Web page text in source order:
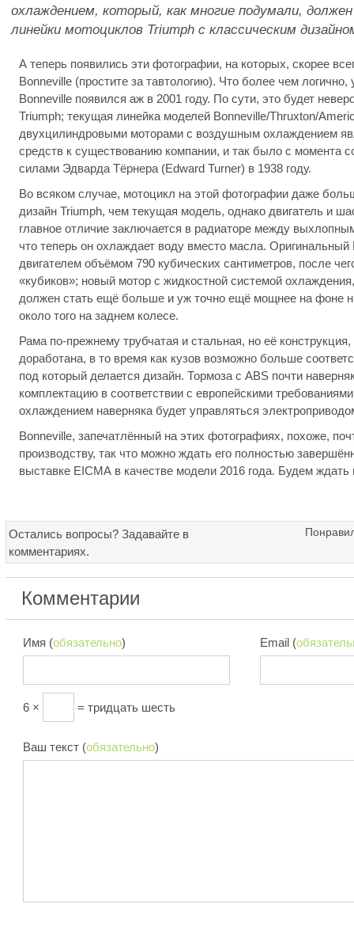
охлаждением, который, как многие подумали,
линейки мотоциклов Triumph с классическим
А теперь появились эти фотографии, на которых, скорее
Bonneville (простите за тавтологию). Что более чем логично,
Bonneville появился аж в 2001 году. По сути, это будет
Triumph; текущая линейка моделей Bonneville/Thruxton/
двухцилиндровыми моторами с воздушным охлаждением
средств к существованию компании, и так было с момента
силами Эдварда Тёрнера (Edward Turner) в 1938 году.
Во всяком случае, мотоцикл на этой фотографии даже
дизайн Triumph, чем текущая модель, однако двигатель и
главное отличие заключается в радиаторе между
что теперь он охлаждает воду вместо масла.
двигателем объёмом 790 кубических сантиметров, после
«кубиков»; новый мотор с жидкостной системой
должен стать ещё больше и уж точно ещё мощнее на фоне
около того на заднем колесе.
Рама по-прежнему трубчатая и стальная, но её
доработана, в то время как кузов возможно больше
под который делается дизайн. Тормоза с ABS почти
комплектацию в соответствии с европейскими
охлаждением наверняка будет управляться
Bonneville, запечатлённый на этих фотографиях, похоже,
производству, так что можно ждать его полностью
выставке EICMA в качестве модели 2016 года. Будем ждать
Остались вопросы? Задавайте в
комментариях.
Комментарии
Имя (обязательно) Email (
6 × = тридцать шесть
Ваш текст (обязательно)